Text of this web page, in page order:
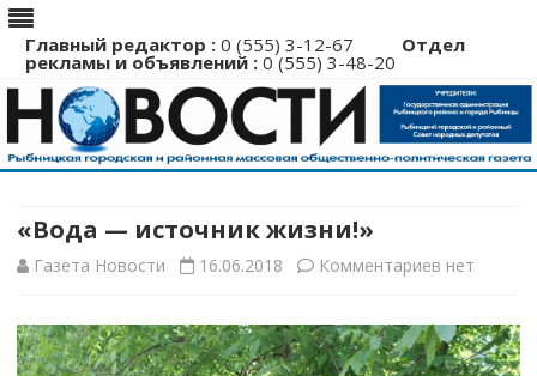
Главный редактор : 0 (555) 3-12-67 Отдел
рекламы и объявлений : 0 (555) 3-48-20
Перейти
содержимому
«Вода — источник жизни!»
Газета Новости 16.06.2018 Комментариев к
«Вода
нет